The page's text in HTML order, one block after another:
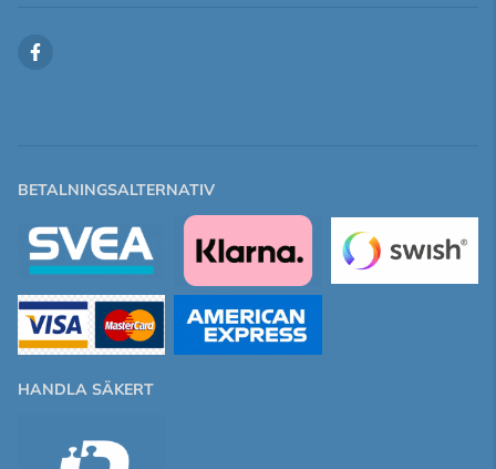
BETALNINGSALTERNATIV
HANDLA SÄKERT